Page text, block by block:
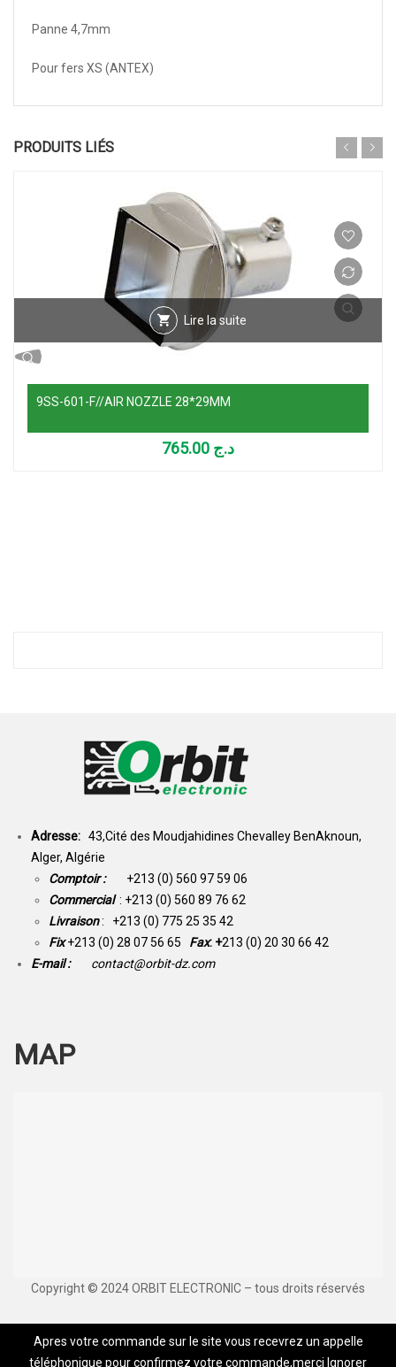
Panne 4,7mm
Pour fers XS (ANTEX)
PRODUITS LIÉS
Lire la suite
9SS-601-F//AIR NOZZLE 28*29MM
د.ج
Adresse: 43,Cité des Moudjahidines Chevalley BenAknoun,
Alger, Algérie
Comptoir : +213 (0) 560 97 59 06
Commercial : +213 (0) 560 89 76 62
Livraison: +213 (0) 775 25 35 42
Fix +213 (0) 28 07 56 65 Fax: +213 (0) 20 30 66 42
E-mail :
contact@orbit-dz.com
MAP
Copyright © 2024 ORBIT ELECTRONIC – tous droits réservés
Apres votre commande sur le site vous recevrez un appelle
téléphonique pour confirmez votre commande,merci Ignorer